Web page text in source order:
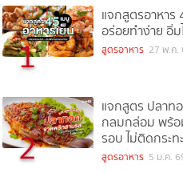
1
แจกสูตรอาหาร
อร่อยทำง่าย อิ่
สูตรอาหาร 27 พ.ค.
2
แจกสูตร ปลาท
กลมกล่อม พร้
รอบ ไม่ติดกระท
สูตรอาหาร 5 ม.ค.